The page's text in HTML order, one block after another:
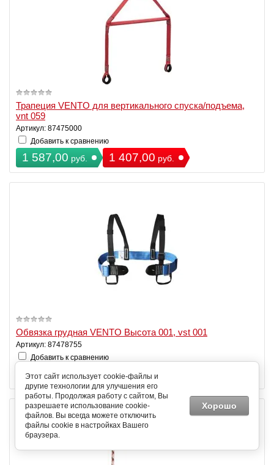
Трапеция VENTO для вертикального спуска/подъема,
vnt 059
Артикул: 87475000
Добавить к сравнению
1 587,00 руб. 1 407,00 руб.
Обвязка грудная VENTO Высота 001, vst 001
Артикул: 87478755
Добавить к сравнению
1 598,00 руб. 1 416,00
Этот сайт использует cookie-файлы и
другие технологии для улучшения его
работы. Продолжая работу с сайтом, Вы
разрешаете использование cookie-
файлов. Вы всегда можете отключить
файлы cookie в настройках Вашего
браузера.
Хорошо